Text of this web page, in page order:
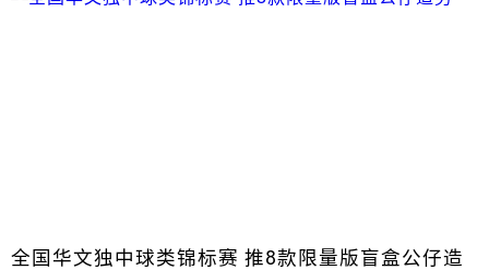
全国华文独中球类锦标赛 推8款限量版盲盒公仔造